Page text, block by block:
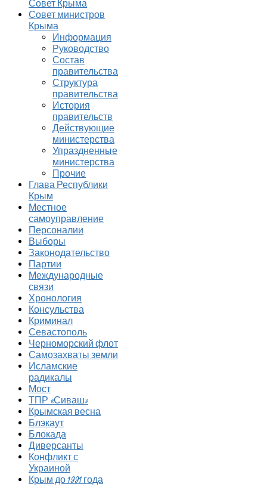
Совет Крыма
Совет министров
Крыма
Информация
Руководство
Состав
правительства
Структура
правительства
История
правительств
Действующие
министерства
Упраздненные
министерства
Прочие
Глава Республики
Крым
Местное
самоуправление
Персоналии
Выборы
Законодательство
Партии
Международные
связи
Хронология
Консульства
Криминал
Севастополь
Черноморский флот
Самозахваты земли
Исламские
радикалы
Мост
ТПР «Сиваш»
Крымская весна
Блэкаут
Блокада
Диверсанты
Конфликт с
Украиной
Крым до 1991 года